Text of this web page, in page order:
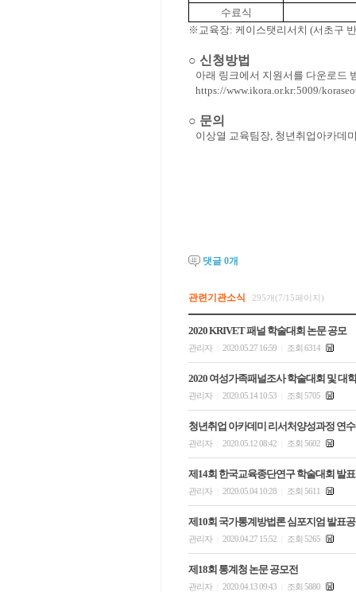
수료식
※ 교육장: 케이스탯리서치 (서초구
○ 신청방법
아래 링크에서 지원서를 다운로
https://www.ikora.or.kr:5009/
○ 문의
이상열 교육팀장, 청년취업아카데
댓글 0개
관련기관소식 295개(7/15페이지)
2020 KRIVET 패널 학술대회 논문 공모
관리자 2020.05.27 16:59 조회 6314
2020 여성가족패널조사 학술대회 및 대
관리자 2020.05.14 10:53 조회 5705
청년취업 아카데미 리서처양성과정 연
관리자 2020.05.12 08:42 조회 5602
제14회 한국교육종단연구 학술대회 발
관리자 2020.05.04 10:28 조회 5611
제10회 국가통계방법론 심포지엄 발표
관리자 2020.04.27 15:52 조회 5265
제18회 통계청 논문 공모전
관리자 2020.04.13 09:43 조회 5880